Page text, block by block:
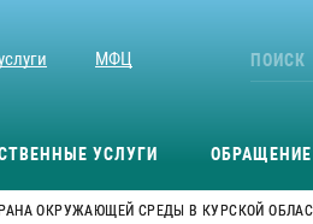
МФЦ
УСЛУГИ
ОКРУЖАЮЩЕЙ СРЕДЫ В КУРСКОЙ